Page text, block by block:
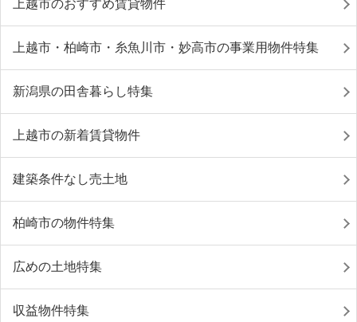
上越市のおすすめ賃貸物件
上越市・柏崎市・糸魚川市・妙高市の事業用物件特集
新潟県の田舎暮らし特集
上越市の新着賃貸物件
建築条件なし売土地
柏崎市の物件特集
広めの土地特集
収益物件特集